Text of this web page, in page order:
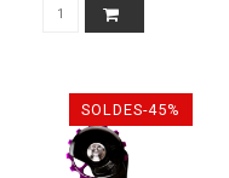
SOLDES-45%